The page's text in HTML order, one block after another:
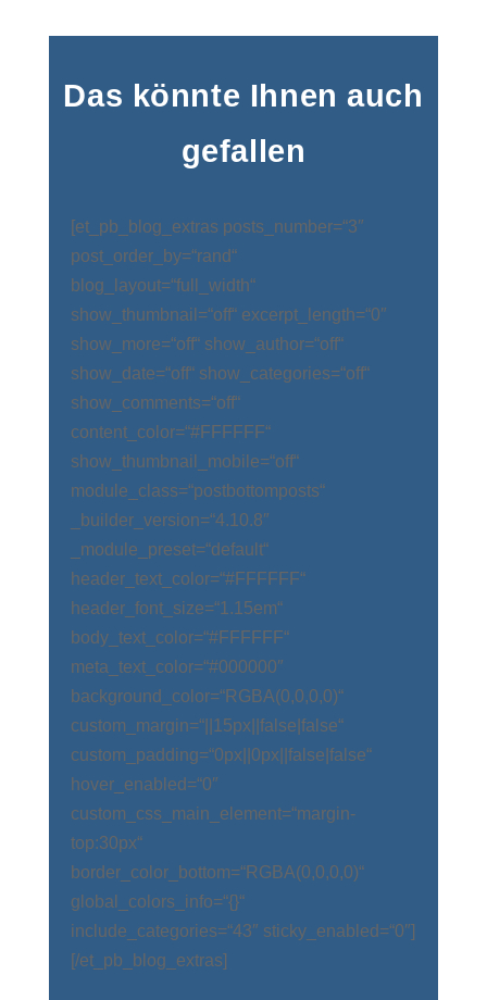
Das könnte Ihnen auch
gefallen
[et_pb_blog_extras posts_number=“3″
post_order_by=“rand“
blog_layout=“full_width“
show_thumbnail=“off“ excerpt_length=“0″
show_more=“off“ show_author=“off“
show_date=“off“ show_categories=“off“
show_comments=“off“
content_color=“#FFFFFF“
show_thumbnail_mobile=“off“
module_class=“postbottomposts“
_builder_version=“4.10.8″
_module_preset=“default“
header_text_color=“#FFFFFF“
header_font_size=“1.15em“
body_text_color=“#FFFFFF“
meta_text_color=“#000000″
background_color=“RGBA(0,0,0,0)“
custom_margin=“||15px||false|false“
custom_padding=“0px||0px||false|false“
hover_enabled=“0″
custom_css_main_element=“margin-
top:30px“
border_color_bottom=“RGBA(0,0,0,0)“
global_colors_info=“{}“
include_categories=“43″ sticky_enabled=“0″]
[/et_pb_blog_extras]